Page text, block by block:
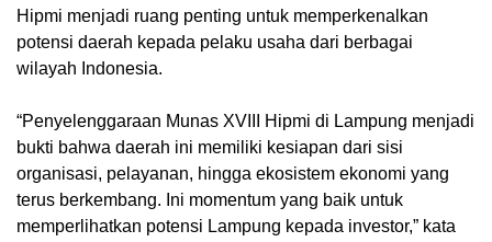
Hipmi menjadi ruang penting untuk memperkenalkan
potensi daerah kepada pelaku usaha dari berbagai
wilayah Indonesia.
“Penyelenggaraan Munas XVIII Hipmi di Lampung menjadi
bukti bahwa daerah ini memiliki kesiapan dari sisi
organisasi, pelayanan, hingga ekosistem ekonomi yang
terus berkembang. Ini momentum yang baik untuk
memperlihatkan potensi Lampung kepada investor,” kata